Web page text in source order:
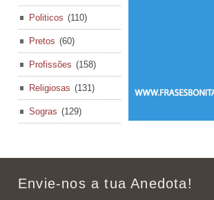
Politicos (110)
Pretos (60)
Profissões (158)
Religiosas (131)
Sogras (129)
Envie-nos a tua Anedota!